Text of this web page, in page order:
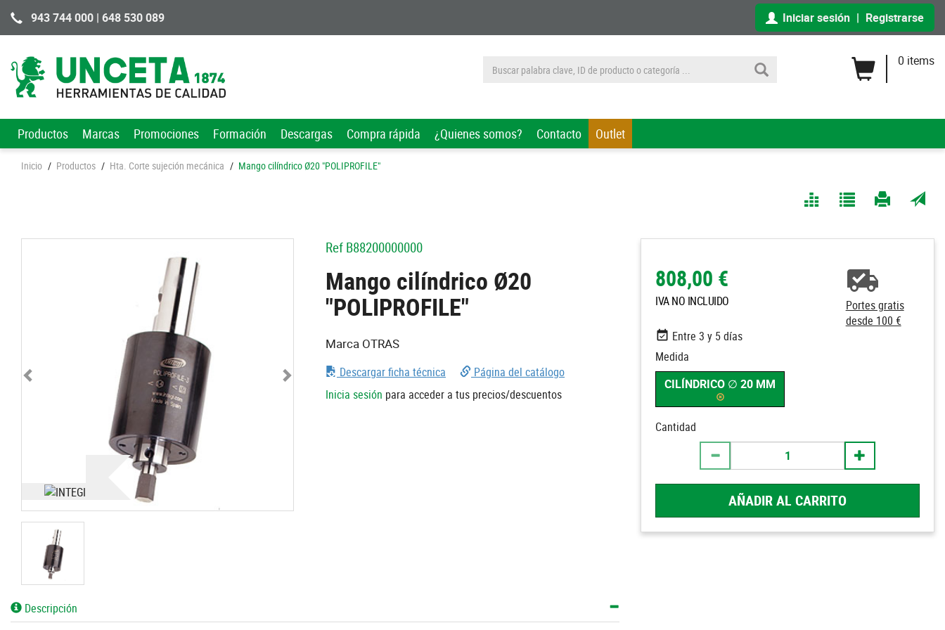
943 744 000 | 648 530 089 Iniciar sesión | Registrarse
0 items
Productos Marcas Promociones Formación Descargas Compra rápida ¿Quienes somos? Contacto Outlet
Inicio / Productos / Hta. Corte sujeción mecánica / Mango cilíndrico Ø20 "POLIPROFILE"
RefB88200000000
Mango cilíndrico Ø20
"POLIPROFILE"
808,00 €
IVA NO INCLUIDO
Portes gratis
desde 100 €
Entre 3 y 5 días
Medida
CILÍNDRICO ∅ 20 MM
Cantidad
AÑADIR AL CARRITO
Marca OTRAS
Descargar ficha técnica
Página del catálogo
Inicia sesión para acceder a tus precios/descuentos
Descripción